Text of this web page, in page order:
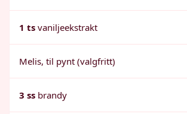
1 ts vaniljeekstrakt
Melis, til pynt (valgfritt)
3 ss brandy